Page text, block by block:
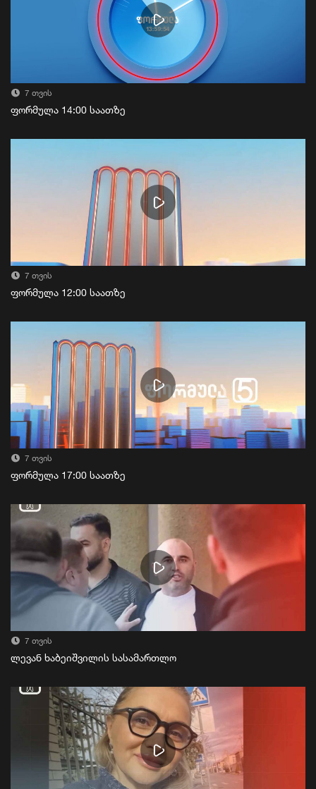
7 თვის
ფორმულა 14:00 საათზე
7 თვის
ფორმულა 12:00 საათზე
7 თვის
ფორმულა 17:00 საათზე
7 თვის
ლევან ხაბეიშვილის სასამართლო